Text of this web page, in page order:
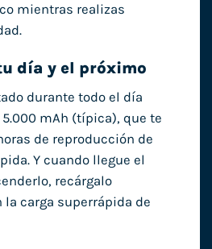
mientras realizas
día y el próximo
durante todo el día
mAh (típica), que te
de reproducción de
Y cuando llegue el
recárgalo
carga superrápida de